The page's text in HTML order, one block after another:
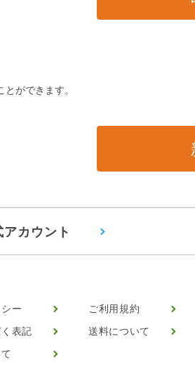
ができます。
アカウント
ー
表記
ご利用規約
送料について